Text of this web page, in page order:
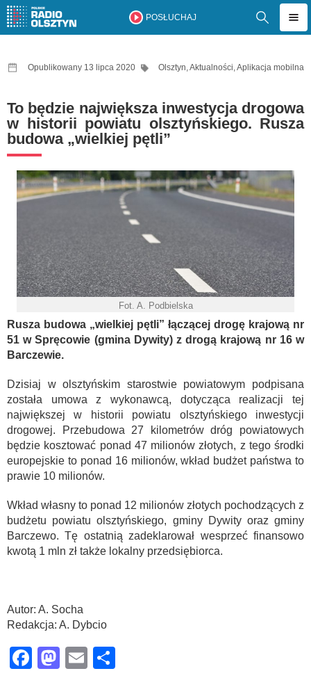
POSŁUCHAJ
Opublikowany 13 lipca 2020 Olsztyn,Aktualności,Aplikacja mobilna
To będzie największa inwestycja drogowa
w historii powiatu olsztyńskiego. Rusza
budowa „wielkiej pętli”
Fot. A. Podbielska
Rusza budowa „wielkiej pętli” łączącej drogę krajową nr
51 w Spręcowie (gmina Dywity) z drogą krajową nr 16 w
Barczewie.
Dzisiaj w olsztyńskim starostwie powiatowym podpisana
została umowa z wykonawcą, dotycząca realizacji tej
największej w historii powiatu olsztyńskiego inwestycji
drogowej. Przebudowa 27 kilometrów dróg powiatowych
będzie kosztować ponad 47 milionów złotych, z tego środki
europejskie to ponad 16 milionów, wkład budżet państwa to
prawie 10 milionów.
Wkład własny to ponad 12 milionów złotych pochodzących z
budżetu powiatu olsztyńskiego, gminy Dywity oraz gminy
Barczewo. Tę ostatnią zadeklarował wesprzeć finansowo
kwotą 1 mln zł także lokalny przedsiębiorca.
Autor: A. Socha
Redakcja: A. Dybcio
Facebook
Mastodon
Email